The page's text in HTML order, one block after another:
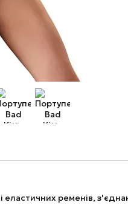
ременів,